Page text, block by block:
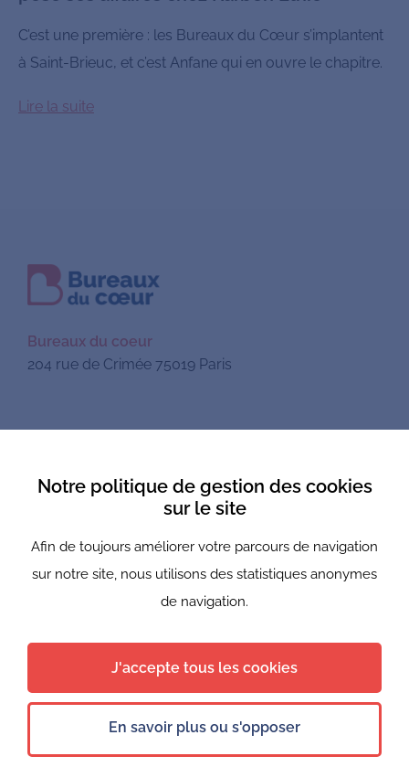
C’est une première : les Bureaux du Cœur s’implantent
à Saint-Brieuc, et c’est Anfane qui en ouvre le chapitre.
Lire la suite
Bureaux du coeur
204 rue de Crimée 75019 Paris
Politique de confidentialité
Newsletter
© 2021 - 2026 Bureaux du coeur — Tous droits reservés
Site réalisé parUndefined
Notre politique de gestion des cookies
sur le site
Afin de toujours améliorer votre parcours de navigation
sur notre site, nous utilisons des statistiques anonymes
de navigation.
J'accepte tous les cookies
En savoir plus ou s'opposer